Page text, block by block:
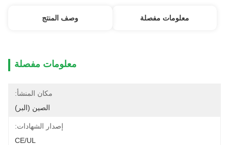
معلومات مفصلة وصف المنتج
معلومات مفصلة
مكان المنشأ:
الصين (البر)
إصدار الشهادات:
CE/UL